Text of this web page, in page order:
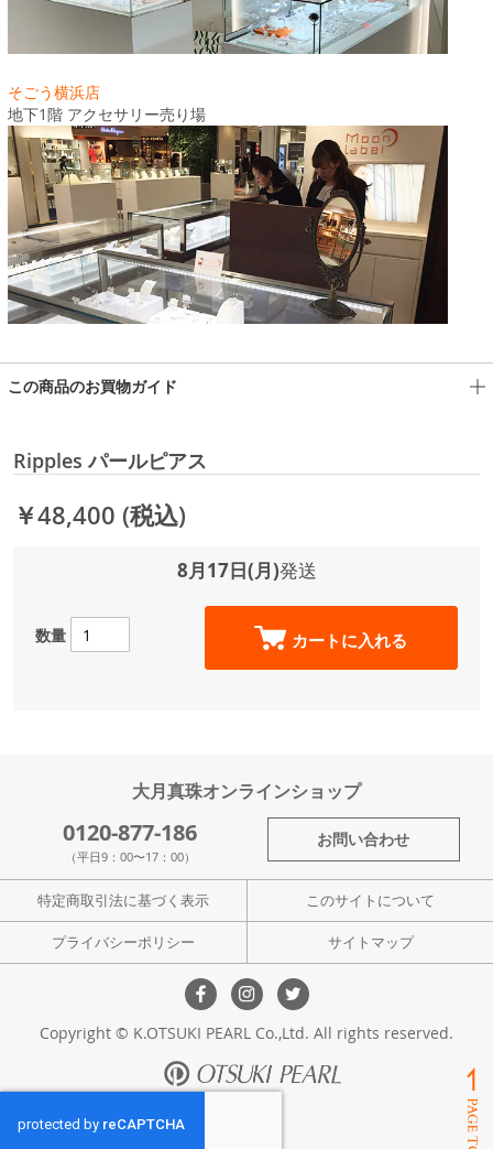
そごう横浜店
地下1階 アクセサリー売り場
この商品のお買物ガイド
Ripples パールピアス
￥48,400 (税込)
8月17日(月)発送
数量 カートに入れる
大月真珠オンラインショップ
0120-877-186
（平日9：00〜17：00）
お問い合わせ
特定商取引法に基づく表示 このサイトについて
プライバシーポリシー サイトマップ
Copyright © K.OTSUKI PEARL Co.,Ltd. All rights reserved.